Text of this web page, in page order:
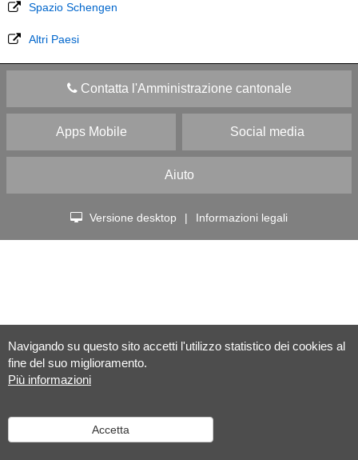
Navigando su questo sito accetti l'utilizzo statistico dei cookies al
fine del suo miglioramento.
Più informazioni
Accetta
Spazio Schengen
Altri Paesi
Contatta l'Amministrazione cantonale
Apps Mobile Social media
Aiuto
Versione desktop | Informazioni legali